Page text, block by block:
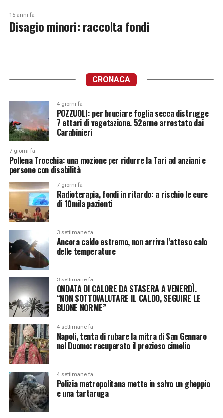
15 anni fa
Disagio minori: raccolta fondi
CRONACA
4 giorni fa
POZZUOLI: per bruciare foglia secca distrugge
7 ettari di vegetazione. 52enne arrestato dai
Carabinieri
7 giorni fa
Pollena Trocchia: una mozione per ridurre la Tari ad anziani e
persone con disabilità
7 giorni fa
Radioterapia, fondi in ritardo: a rischio le cure
di 10mila pazienti
3 settimane fa
Ancora caldo estremo, non arriva l’atteso calo
delle temperature
3 settimane fa
ONDATA DI CALORE DA STASERA A VENERDÌ.
“NON SOTTOVALUTARE IL CALDO, SEGUIRE LE
BUONE NORME”
4 settimane fa
Napoli, tenta di rubare la mitra di San Gennaro
nel Duomo: recuperato il prezioso cimelio
4 settimane fa
Polizia metropolitana mette in salvo un gheppio
e una tartaruga